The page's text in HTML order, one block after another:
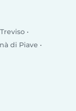
Treviso
di Piave